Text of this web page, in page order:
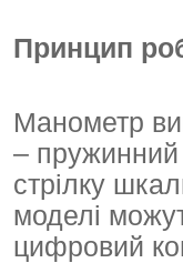
Принцип
Манометр
– пружинний
стрілку
моделі
цифровий